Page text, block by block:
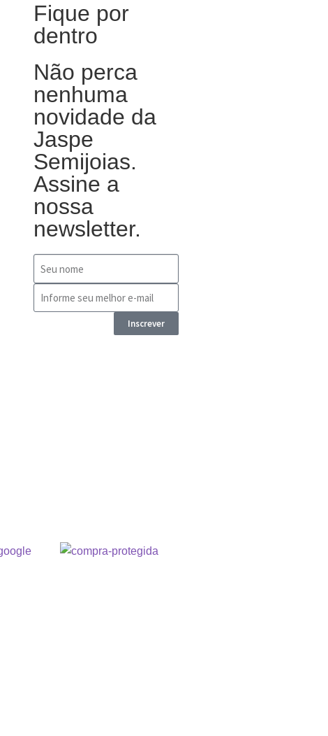
Fique por
dentro
Não perca
nenhuma
novidade da
Jaspe
Semijoias.
Assine a
nossa
newsletter.
Inscrever